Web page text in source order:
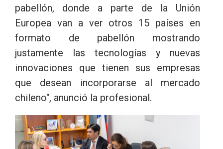
pabellón, donde a parte de la Unión
Europea van a ver otros 15 países en
formato de pabellón mostrando
justamente las tecnologías y nuevas
innovaciones que tienen sus empresas
que desean incorporarse al mercado
chileno", anunció la profesional.